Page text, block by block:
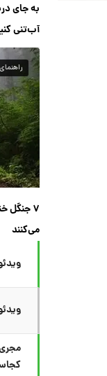
به جای
آب‌تنی
۷ جنگل
می‌کنند
ویدئو:
ویدئو: